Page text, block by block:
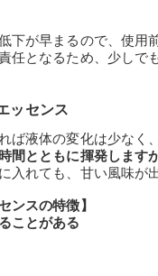
下が早まるので、使用
任となるため、少しで
ッセンス
ば液体の変化は少なく
間とともに揮発します
入れても、甘い風味が
ンスの特徴】
ことがある